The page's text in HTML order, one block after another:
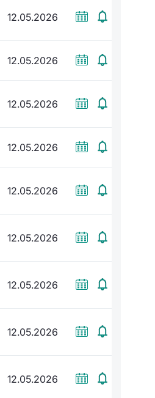
12.05.2026
12.05.2026
12.05.2026
12.05.2026
12.05.2026
12.05.2026
12.05.2026
12.05.2026
12.05.2026